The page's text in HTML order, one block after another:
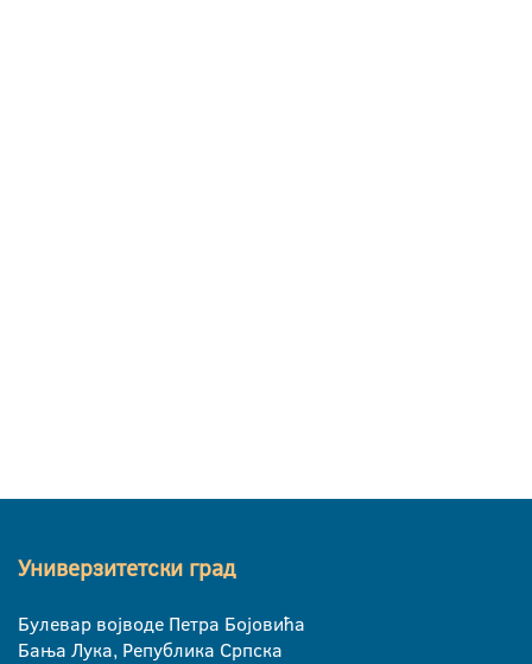
Универзитетски град
Булевар војводе Петра Бојовића
Бања Лука, Република Српска